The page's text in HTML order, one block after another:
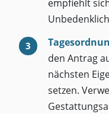
empfiehlt
den Antrag
nächsten
setzen.